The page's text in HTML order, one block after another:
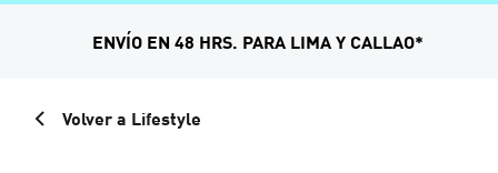
ENVÍO EN 48 HRS. PARA LIMA Y CALLAO*
Volver a Lifestyle